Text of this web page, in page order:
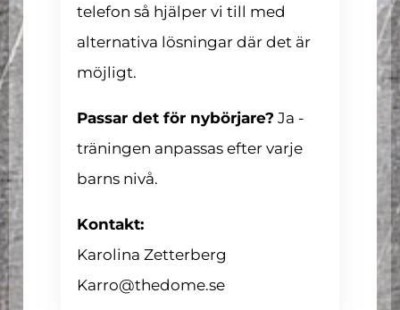
telefon så hjälper vi till med
alternativa lösningar där det är
möjligt.
Passar det för nybörjare? Ja -
träningen anpassas efter varje
barns nivå.
Kontakt:
Karolina Zetterberg
Karro@thedome.se